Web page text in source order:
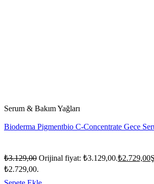
Serum & Bakım Yağları
Bioderma Pigmentbio C-Concentrate Gece
₺3.129,00 Orijinal fiyat: ₺3.129,00.₺2.729,00
₺2.729,00.